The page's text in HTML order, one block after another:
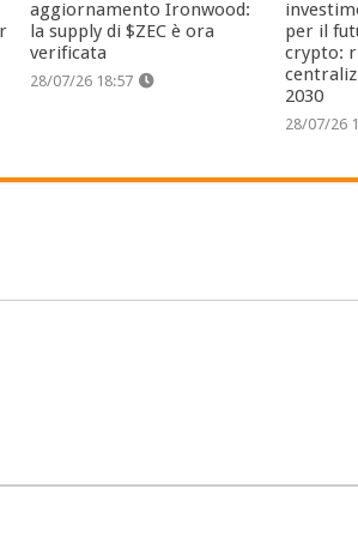
aggiornamento Ironwood:
la supply di $ZEC è ora
verificata
28/07/26 18:57
per il
crypto:
2030
28/07/26